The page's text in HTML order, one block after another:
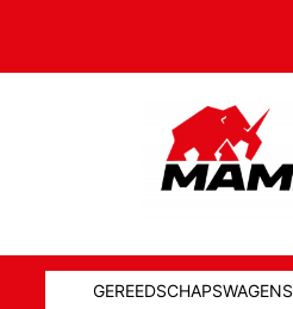
GEREEDSCHAPSWAGENS